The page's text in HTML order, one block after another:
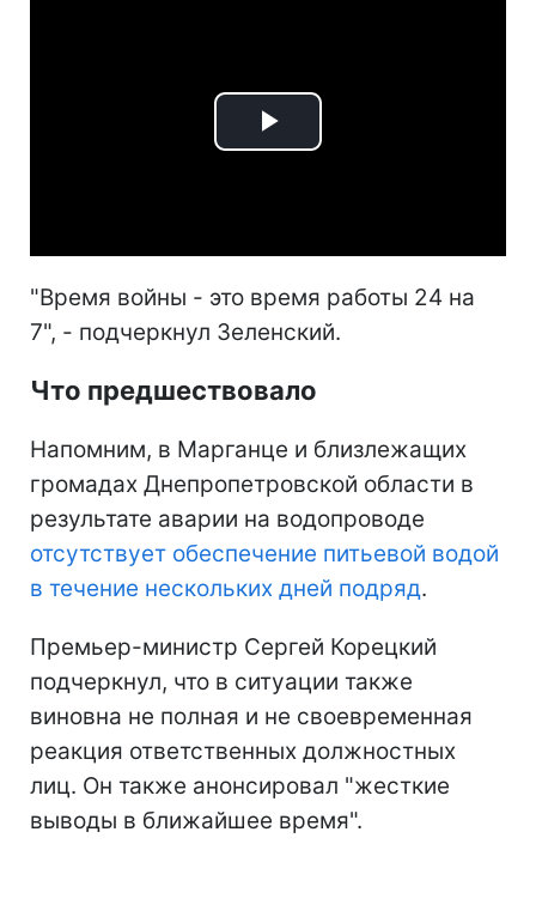
Play
"Время войны - это время работы 24 на
7", - подчеркнул Зеленский.
Что предшествовало
Напомним, в Марганце и близлежащих
громадах Днепропетровской области в
результате аварии на водопроводе
отсутствует обеспечение питьевой водой
в течение нескольких дней подряд.
Премьер-министр Сергей Корецкий
подчеркнул, что в ситуации также
виновна не полная и не своевременная
реакция ответственных должностных
лиц. Он также анонсировал "жесткие
выводы в ближайшее время".